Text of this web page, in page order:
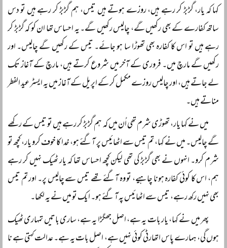
کہا کہ یار، گڑبڑ کر رہے ہیں، روزے ہوتے ہیں تیس، ہم گڑبڑ کر رہے ہیں تو دس
ساتھ کفارے کے بھی رکھیں گے، چالیس رکھیں گے۔ یہ احساس تھا ان کو کہ گڑبڑ کر
رہے ہیں تو اس کا کفارہ بھی تھوڑا سا ہو جائے۔ تیس کے رکھیں گے چالیس۔ اور
رکھیں گے مارچ میں۔ فروری کے آخر میں شروع کرتے ہیں، مارچ کے آغاز تک
لے جاتے ہیں، اور چالیس روزے مکمل کر کے اپریل کے آغاز میں یہ ایسٹر عید الفطر
مناتے ہیں۔
میں نے کہا یار، تھوڑی شرم تھی اُن میں کہ ہم گڑبڑ کر رہے ہیں تو تیس کے رکھے
گے چالیس۔ میں نے کہا، تم تیس سے اٹھائیس پر آگئے ہو، خدا کا خوف کرو یار، کچھ تو
شرم کرو۔ انہوں نے بھی گڑبڑ کی تھی لیکن کچھ احساس تھا کہ یار ٹھیک نہیں کر رہے
ہم، اس کا کوئی کفارہ ہونا چاہیے، تو وہ آگئے تھے تیس سے چالیس پر۔ اور تم تیس
بھی نہیں رکھ رہے، تیس سے اٹھائیس پہ آ گئے ہو۔ ایک تو میں نے یہ لکھا۔
پھر میں نے کہا، یار بات یہ ہے، اصل جھگڑا یہ ہے، ساری باتیں تمہاری ٹھیک
ہوں گی، ہمارے پاس اتھارٹی کوئی نہیں ہے، اصل بات یہ ہے۔ عدالت کہتی ہے نا